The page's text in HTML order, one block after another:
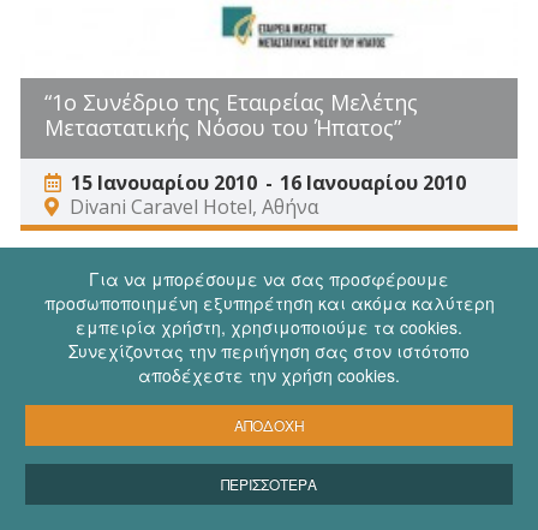
“1ο Συνέδριο της Εταιρείας Μελέτης
Μεταστατικής Νόσου του Ήπατος”
15 Ιανουαρίου 2010
16 Ιανουαρίου 2010
Divani Caravel Hotel, Αθήνα
Για να μπορέσουμε να σας προσφέρουμε
προσωποποιημένη εξυπηρέτηση και ακόμα καλύτερη
εμπειρία χρήστη, χρησιμοποιούμε τα cookies.
Συνεχίζοντας την περιήγηση σας στον ιστότοπο
αποδέχεστε την χρήση cookies.
ΑΠΟΔΟΧΗ
ΠΕΡΙΣΣΟΤΕΡΑ